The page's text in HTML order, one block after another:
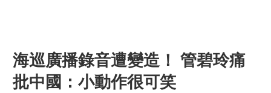
海巡廣播錄音遭變造！ 管碧玲痛
批中國：小動作很可笑